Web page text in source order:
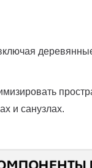
и санузлах.